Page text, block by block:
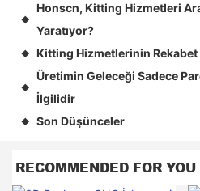
◆
Honscn, Kitting Hizmetleri
Yaratıyor?
◆ Kitting Hizmetlerinin Rekabet
◆
Üretimin Geleceği Sadece
İlgilidir
◆ Son Düşünceler
RECOMMENDED FOR YOU